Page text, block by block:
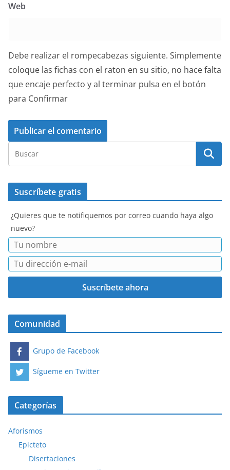
Web
Debe realizar el rompecabezas siguiente. Simplemente
coloque las fichas con el raton en su sitio, no hace falta
que encaje perfecto y al terminar pulsa en el botón
para Confirmar
Suscríbete gratis
¿Quieres que te notifiquemos por correo cuando haya algo
nuevo?
Comunidad
Grupo de Facebook
Sígueme en Twitter
Categorías
Aforismos
Epicteto
Disertaciones